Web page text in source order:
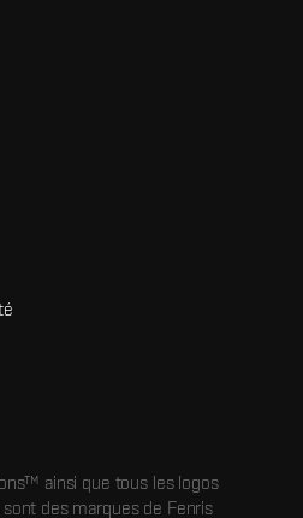
ainsi que tous les logos
des marques de Fenris